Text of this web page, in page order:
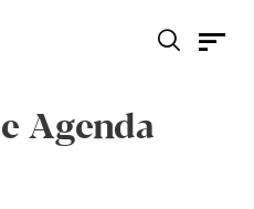
Agenda